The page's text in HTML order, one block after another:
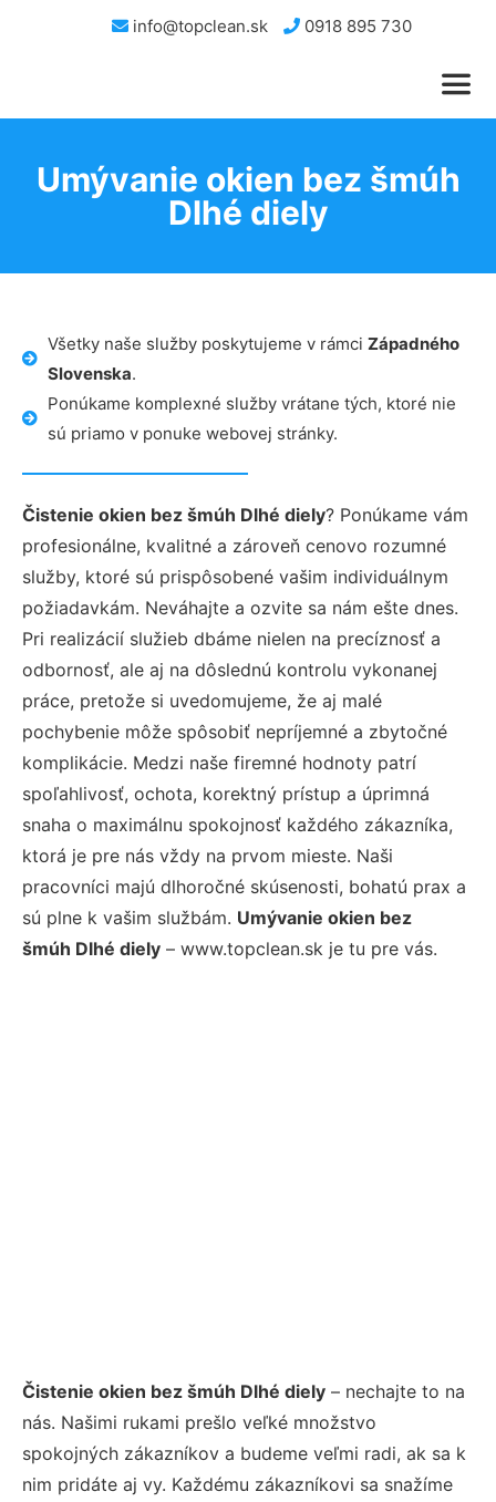
info@topclean.sk 0918 895 730
Umývanie okien bez šmúh
Dlhé diely
Všetky naše služby poskytujeme v rámci Západného
Slovenska.
Ponúkame komplexné služby vrátane tých, ktoré nie
sú priamo v ponuke webovej stránky.
Čistenie okien bez šmúh Dlhé diely? Ponúkame vám
profesionálne, kvalitné a zároveň cenovo rozumné
služby, ktoré sú prispôsobené vašim individuálnym
požiadavkám. Neváhajte a ozvite sa nám ešte dnes.
Pri realizácií služieb dbáme nielen na precíznosť a
odbornosť, ale aj na dôslednú kontrolu vykonanej
práce, pretože si uvedomujeme, že aj malé
pochybenie môže spôsobiť nepríjemné a zbytočné
komplikácie. Medzi naše firemné hodnoty patrí
spoľahlivosť, ochota, korektný prístup a úprimná
snaha o maximálnu spokojnosť každého zákazníka,
ktorá je pre nás vždy na prvom mieste. Naši
pracovníci majú dlhoročné skúsenosti, bohatú prax a
sú plne k vašim službám. Umývanie okien bez
šmúh Dlhé diely – www.topclean.sk je tu pre vás.
Čistenie okien bez šmúh Dlhé diely – nechajte to na
nás. Našimi rukami prešlo veľké množstvo
spokojných zákazníkov a budeme veľmi radi, ak sa k
nim pridáte aj vy. Každému zákazníkovi sa snažíme